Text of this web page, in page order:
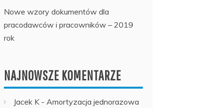
Nowe wzory dokumentów dla
pracodawców i pracowników – 2019
rok
NAJNOWSZE KOMENTARZE
Jacek K- Amortyzacja jednorazowa